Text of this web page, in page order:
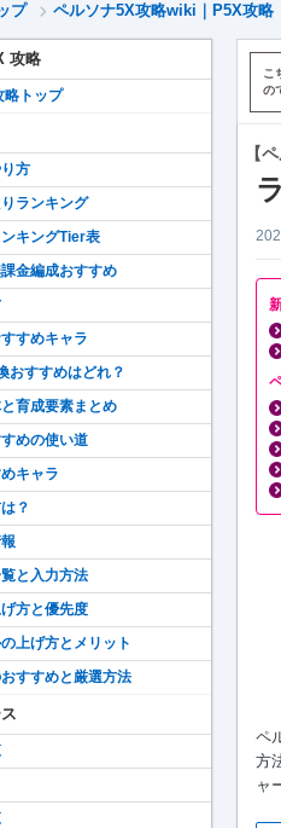
プ ペルソナ5X攻略wiki｜P5X攻略
こ
の
【
ペ
方
ャ
攻略
略トップ
方
ランキング
キングTier表
金編成おすすめ
すめキャラ
おすすめはどれ？
育成要素まとめ
めの使い道
キャラ
？
と入力方法
方と優先度
上げ方とメリット
すすめと厳選方法